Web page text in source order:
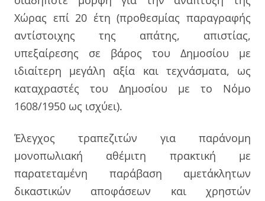
Χώρας επί 20 έτη (προθεσμίας παραγραφής
αντίστοιχης της απάτης, απιστίας,
υπεξαίρεσης σε βάρος του Δημοσίου με
ιδιαίτερη μεγάλη αξία και τεχνάσματα, ως
καταχραστές του Δημοσίου με το Νόμο
1608/1950 ως ισχύει).
Έλεγχος τραπεζιτών για παράνομη
μονοπωλιακή αθέμιτη πρακτική με
παρατεταμένη παράβαση αμετάκλητων
δικαστικών αποφάσεων και χρηστών